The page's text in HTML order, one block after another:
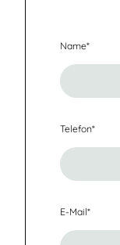
Name*
Telefon*
E-Mail*